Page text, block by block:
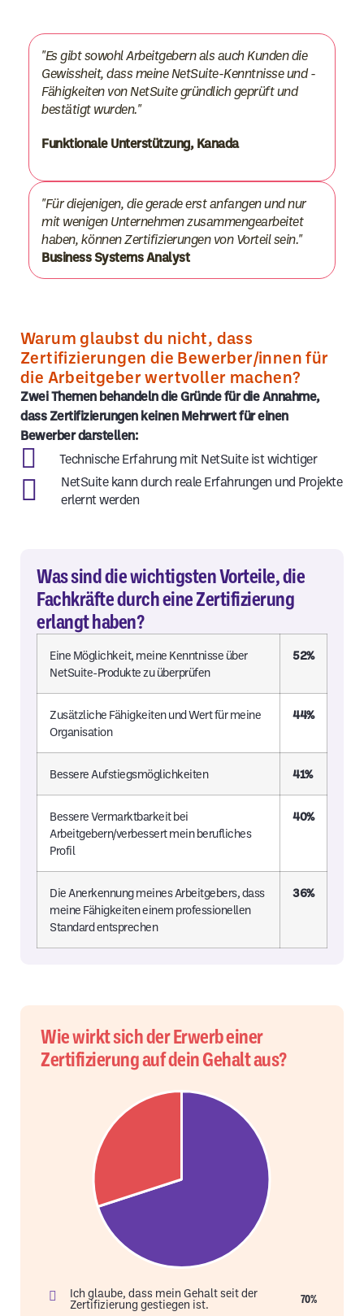
"Es gibt sowohl Arbeitgebern als auch Kunden die
Gewissheit, dass meine NetSuite-Kenntnisse und -
Fähigkeiten von NetSuite gründlich geprüft und
bestätigt wurden."
Funktionale Unterstützung, Kanada
"Für diejenigen, die gerade erst anfangen und nur
mit wenigen Unternehmen zusammengearbeitet
haben, können Zertifizierungen von Vorteil sein."
Business Systems Analyst
Warum glaubst du nicht, dass
Zertifizierungen die Bewerber/innen für
die Arbeitgeber wertvoller machen?
Zwei Themen behandeln die Gründe für die Annahme,
dass Zertifizierungen keinen Mehrwert für einen
Bewerber darstellen:
Technische Erfahrung mit NetSuite ist wichtiger
NetSuite kann durch reale Erfahrungen und Projekte
erlernt werden
Was sind die wichtigsten Vorteile, die
Fachkräfte durch eine Zertifizierung
erlangt haben?
Eine Möglichkeit, meine Kenntnisse über
NetSuite-Produkte zu überprüfen
52%
Zusätzliche Fähigkeiten und Wert für meine
Organisation
44%
Bessere Aufstiegsmöglichkeiten 41%
Bessere Vermarktbarkeit bei
Arbeitgebern/verbessert mein berufliches
Profil
40%
Die Anerkennung meines Arbeitgebers, dass
meine Fähigkeiten einem professionellen
Standard entsprechen
36%
Wie wirkt sich der Erwerb einer
Zertifizierung auf dein Gehalt aus?
Ich glaube, dass mein Gehalt seit der
Zertifizierung gestiegen ist.
70%